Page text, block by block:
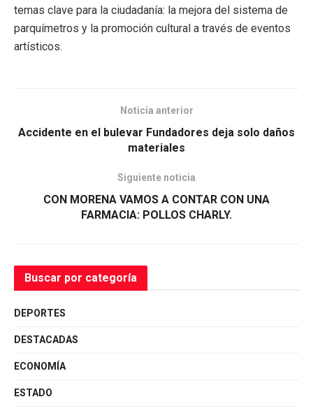
temas clave para la ciudadanía: la mejora del sistema de
parquímetros y la promoción cultural a través de eventos
artísticos.
Noticia anterior
Accidente en el bulevar Fundadores deja solo daños
materiales
Siguiente noticia
CON MORENA VAMOS A CONTAR CON UNA
FARMACIA: POLLOS CHARLY.
Buscar por categoría
DEPORTES
DESTACADAS
ECONOMÍA
ESTADO